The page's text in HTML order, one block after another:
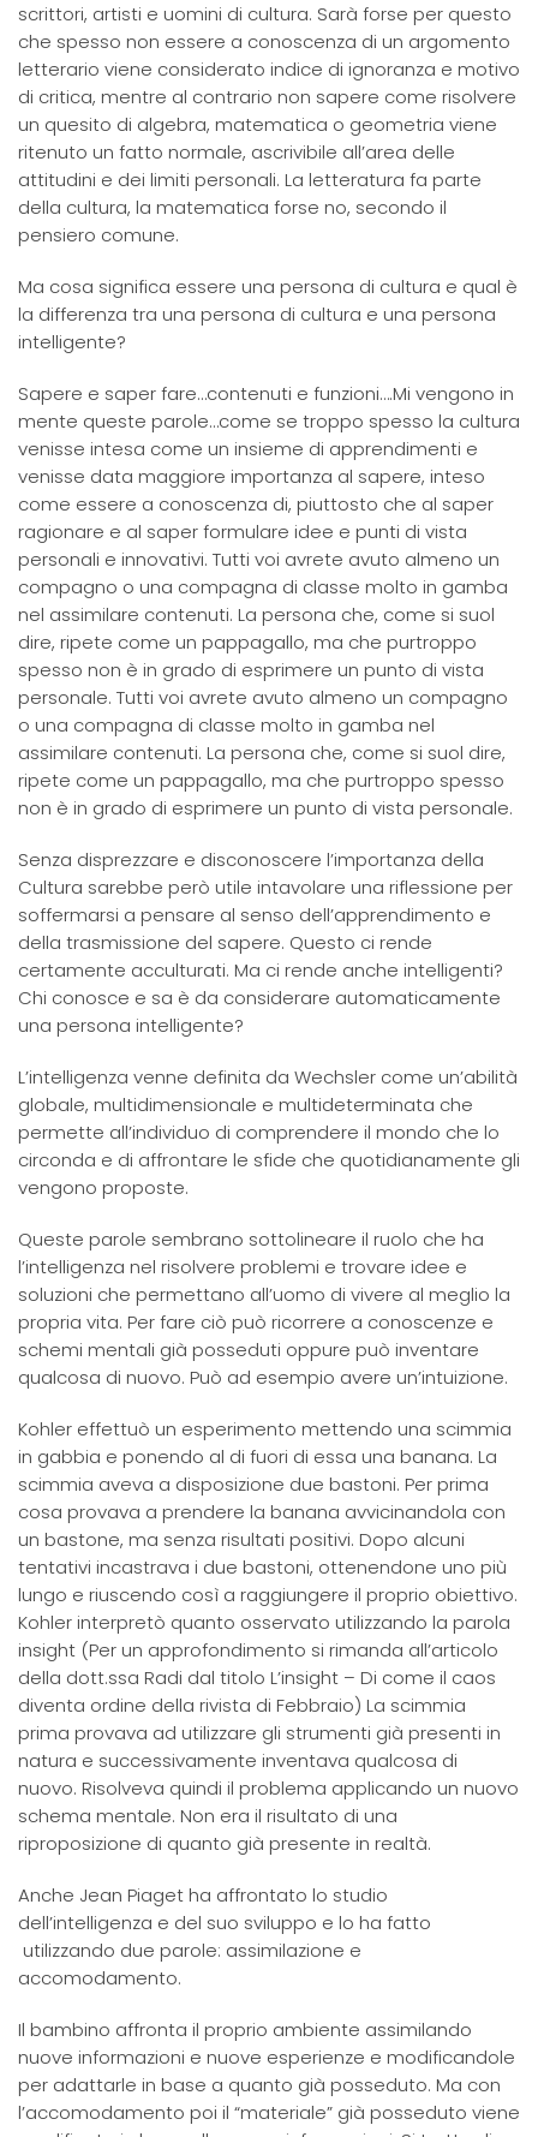
scrittori, artisti e uomini di cultura. Sarà forse per questo
che spesso non essere a conoscenza di un argomento
letterario viene considerato indice di ignoranza e motivo
di critica, mentre al contrario non sapere come risolvere
un quesito di algebra, matematica o geometria viene
ritenuto un fatto normale, ascrivibile all’area delle
attitudini e dei limiti personali. La letteratura fa parte
della cultura, la matematica forse no, secondo il
pensiero comune.
Ma cosa significa essere una persona di cultura e qual è
la differenza tra una persona di cultura e una persona
intelligente?
Sapere e saper fare…contenuti e funzioni….Mi vengono in
mente queste parole…come se troppo spesso la cultura
venisse intesa come un insieme di apprendimenti e
venisse data maggiore importanza al sapere, inteso
come essere a conoscenza di, piuttosto che al saper
ragionare e al saper formulare idee e punti di vista
personali e innovativi. Tutti voi avrete avuto almeno un
compagno o una compagna di classe molto in gamba
nel assimilare contenuti. La persona che, come si suol
dire, ripete come un pappagallo, ma che purtroppo
spesso non è in grado di esprimere un punto di vista
personale. Tutti voi avrete avuto almeno un compagno
o una compagna di classe molto in gamba nel
assimilare contenuti. La persona che, come si suol dire,
ripete come un pappagallo, ma che purtroppo spesso
non è in grado di esprimere un punto di vista personale.
Senza disprezzare e disconoscere l’importanza della
Cultura sarebbe però utile intavolare una riflessione per
soffermarsi a pensare al senso dell’apprendimento e
della trasmissione del sapere. Questo ci rende
certamente acculturati. Ma ci rende anche intelligenti?
Chi conosce e sa è da considerare automaticamente
una persona intelligente?
L’intelligenza venne definita da Wechsler come un’abilità
globale, multidimensionale e multideterminata che
permette all’individuo di comprendere il mondo che lo
circonda e di affrontare le sfide che quotidianamente gli
vengono proposte.
Queste parole sembrano sottolineare il ruolo che ha
l’intelligenza nel risolvere problemi e trovare idee e
soluzioni che permettano all’uomo di vivere al meglio la
propria vita. Per fare ciò può ricorrere a conoscenze e
schemi mentali già posseduti oppure può inventare
qualcosa di nuovo. Può ad esempio avere un’intuizione.
Kohler effettuò un esperimento mettendo una scimmia
in gabbia e ponendo al di fuori di essa una banana. La
scimmia aveva a disposizione due bastoni. Per prima
cosa provava a prendere la banana avvicinandola con
un bastone, ma senza risultati positivi. Dopo alcuni
tentativi incastrava i due bastoni, ottenendone uno più
lungo e riuscendo così a raggiungere il proprio obiettivo.
Kohler interpretò quanto osservato utilizzando la parola
insight (Per un approfondimento si rimanda all’articolo
della dott.ssa Radi dal titolo L’insight – Di come il caos
diventa ordine della rivista di Febbraio) La scimmia
prima provava ad utilizzare gli strumenti già presenti in
natura e successivamente inventava qualcosa di
nuovo. Risolveva quindi il problema applicando un nuovo
schema mentale. Non era il risultato di una
riproposizione di quanto già presente in realtà.
Anche Jean Piaget ha affrontato lo studio
dell’intelligenza e del suo sviluppo e lo ha fatto
utilizzando due parole: assimilazione e
accomodamento.
Il bambino affronta il proprio ambiente assimilando
nuove informazioni e nuove esperienze e modificandole
per adattarle in base a quanto già posseduto. Ma con
l’accomodamento poi il “materiale” già posseduto viene